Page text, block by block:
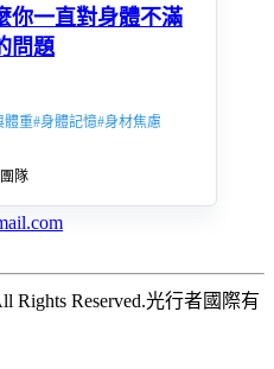
你一直對身體不滿
問題
體重#身體記憶#身材焦慮
隊
Reserved.光行者國際有